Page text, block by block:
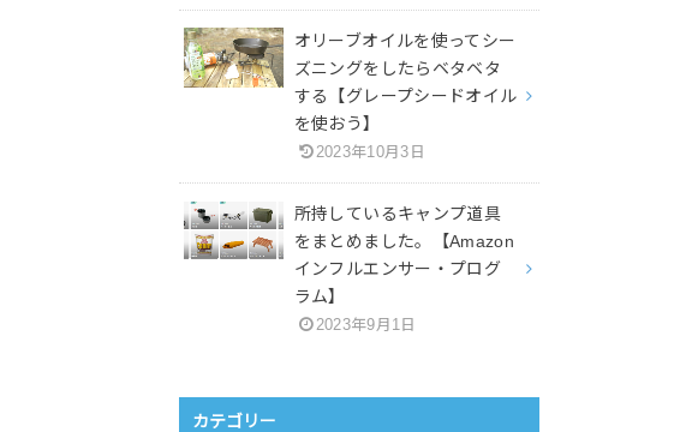
オリーブオイルを使ってシー
ズニングをしたらベタベタ
する【グレープシードオイル
を使おう】
2023年10月3日
所持しているキャンプ道具
をまとめました。【Amazon
インフルエンサー・プログ
ラム】
2023年9月1日
カテゴリー